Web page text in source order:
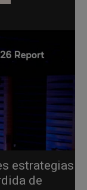
estrategias
de